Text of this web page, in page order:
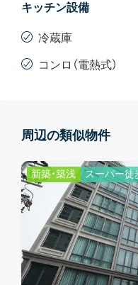
キッチン設備
冷蔵庫
コンロ（電熱式）
周辺の類似物件
新築・築浅 スーパー徒